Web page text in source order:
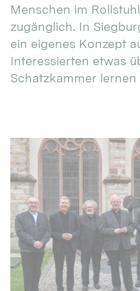
Menschen im
zugänglich. In
ein eigenes Konzept
Interessierten etwas
Schatzkammer lernen